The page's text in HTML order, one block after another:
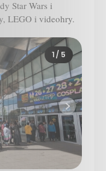
Star Wars i
LEGO i videohry.
1/ 5